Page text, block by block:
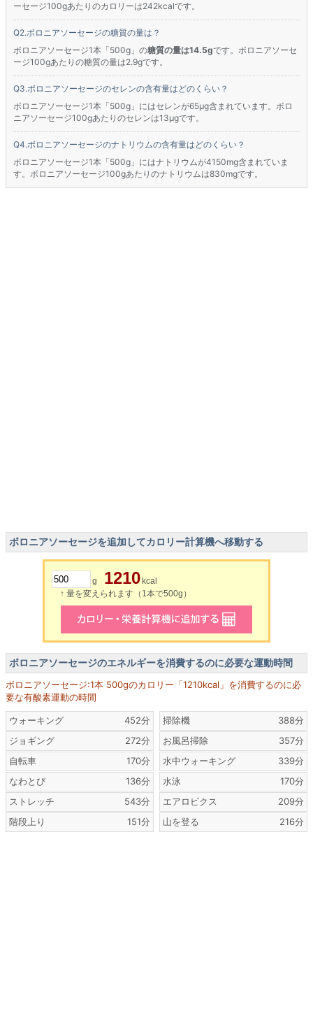
ーセージ100gあたりのカロリーは242kcalです。
ボロニアソーセージの糖質の量は？
ボロニアソーセージ1本「500g」の糖質の量は14.5gです。ボロニアソーセ
ージ100gあたりの糖質の量は2.9gです。
ボロニアソーセージのセレンの含有量はどのくらい？
ボロニアソーセージ1本「500g」にはセレンが65μg含まれています。ボロ
ニアソーセージ100gあたりのセレンは13μgです。
ボロニアソーセージのナトリウムの含有量はどのくらい？
ボロニアソーセージ1本「500g」にはナトリウムが4150mg含まれていま
す。ボロニアソーセージ100gあたりのナトリウムは830mgです。
ボロニアソーセージを追加してカロリー計算機へ移動する
g 1210 kcal
↑ 量を変えられます（1本で500g）
ボロニアソーセージのエネルギーを消費するのに必要な運動時間
ボロニアソーセージ:1本 500gのカロリー「1210kcal」を消費するのに必
要な有酸素運動の時間
ウォーキング
452分
ジョギング
272分
自転車
170分
なわとび
136分
ストレッチ
543分
階段上り
151分
掃除機
388分
お風呂掃除
357分
水中ウォーキング
339分
水泳
170分
エアロビクス
209分
山を登る
216分